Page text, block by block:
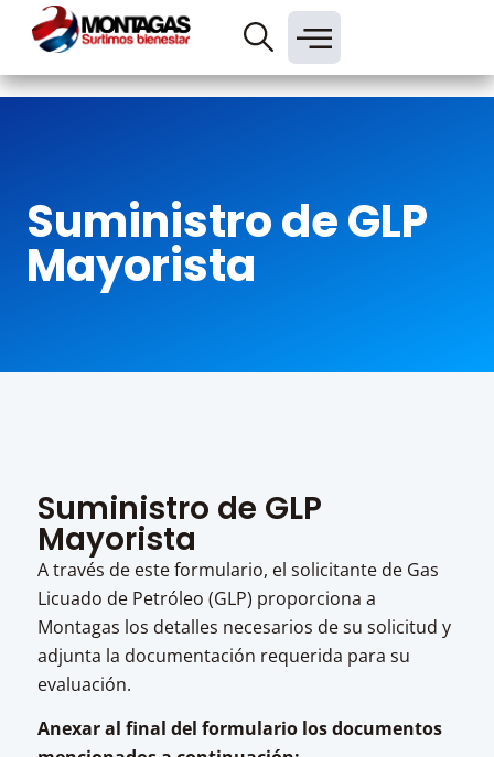
Suministro de GLP
Mayorista
Suministro de GLP
Mayorista
A través de este formulario, el solicitante de Gas
Licuado de Petróleo (GLP) proporciona a
Montagas los detalles necesarios de su solicitud y
adjunta la documentación requerida para su
evaluación.
Anexar al final del formulario los documentos